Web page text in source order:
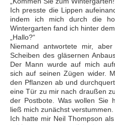
Ich presste die Lippen
indem ich mich durch die
Wintergarten fand ich hinter
„Hallo?“
Niemand antwortete mir,
Scheiben des gläsernen
Der Mann wurde auf mich
sich auf seinen Zügen wider.
den Pflanzen ab und
eine Tür zu mir nach draußen
der Postbote. Was wollen Sie
ließ mich zunächst verstummen.
Ich hatte mir Neil Thompson